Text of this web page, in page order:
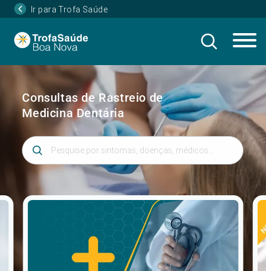
Ir para Trofa Saúde
Consultas de Rastreio de
Medicina Dentária
Introduza 3 ou mais caracteres